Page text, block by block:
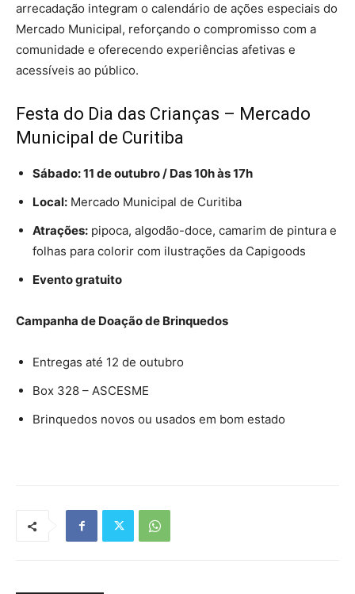
arrecadação integram o calendário de ações especiais do
Mercado Municipal, reforçando o compromisso com a
comunidade e oferecendo experiências afetivas e
acessíveis ao público.
Festa do Dia das Crianças – Mercado
Municipal de Curitiba
Sábado: 11 de outubro / Das 10h às 17h
Local: Mercado Municipal de Curitiba
Atrações: pipoca, algodão-doce, camarim de pintura e
folhas para colorir com ilustrações da Capigoods
Evento gratuito
Campanha de Doação de Brinquedos
Entregas até 12 de outubro
Box 328 – ASCESME
Brinquedos novos ou usados em bom estado